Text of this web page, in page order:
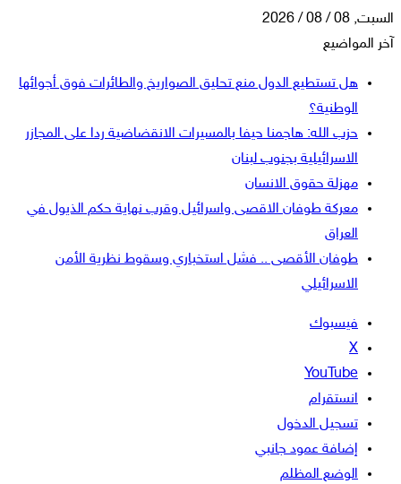
السبت, 08 / 08 / 2026
آخر المواضيع
هل تستطيع الدول منع تحليق الصواريخ والطائرات فوق أجوائها
الوطنية؟
حزب الله: هاجمنا حيفا بالمسيرات الانقضاضية ردا على المجازر
الاسرائيلية بجنوب لبنان
مهزلة حقوق الانسان
معركة طوفان الاقصى واسرائيل وقرب نهاية حكم الذيول في
العراق
طوفان الأقصى .. فشل استخباري وسقوط نظرية الأمن
الاسرائيلي
فيسبوك
‫X
‫YouTube
انستقرام
تسجيل الدخول
إضافة عمود جانبي
الوضع المظلم